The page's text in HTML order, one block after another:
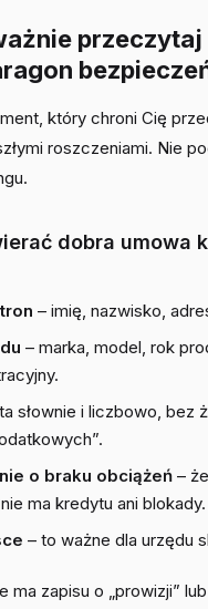
przeczytaj
który chroni Cię
roszczeniami. Nie
dobra umowa
– imię, nazwisko,
– marka, model, rok
słownie i liczbowo, bez
o braku obciążeń –
ma kredytu ani blokady.
– to ważne dla urzędu
ma zapisu o „prowizji” lub